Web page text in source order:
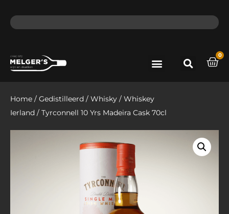
0
Home / Gedistilleerd / Whisky / Whiskey
Ierland / Tyrconnell 10 Yrs Madeira Cask 70cl